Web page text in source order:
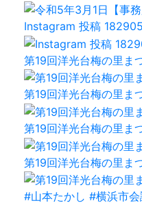
Instagram 投稿
第19回洋光台梅の里ま
第19回洋光台梅の里ま
第19回洋光台梅の里ま
第19回洋光台梅の里ま
#山本たかし #横浜市